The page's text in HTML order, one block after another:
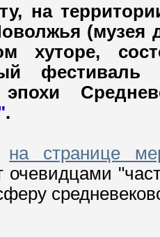
на
(музея
хуторе,
фестиваль
эпохи
.
на странице